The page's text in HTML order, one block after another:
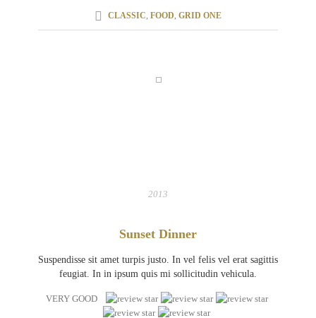
CLASSIC, FOOD, GRID ONE
2013
Sunset Dinner
Suspendisse sit amet turpis justo. In vel felis vel erat sagittis
feugiat. In in ipsum quis mi sollicitudin vehicula.
VERY GOOD